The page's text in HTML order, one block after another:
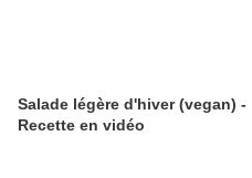
Salade légère d'hiver (vegan) -
Recette en vidéo